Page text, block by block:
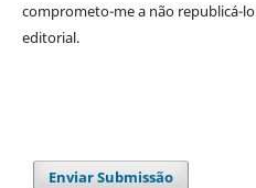
comprometo-me a não republicá-
editorial.
Enviar Submissão